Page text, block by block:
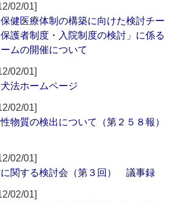
02/01]
健医療体制の構築に向けた検討チー
護者制度・入院制度の検討」に係る
ムの開催について
02/01]
法ホームページ
02/01]
物質の検出について（第２５８報）
02/01]
関する検討会（第３回） 議事録
02/01]